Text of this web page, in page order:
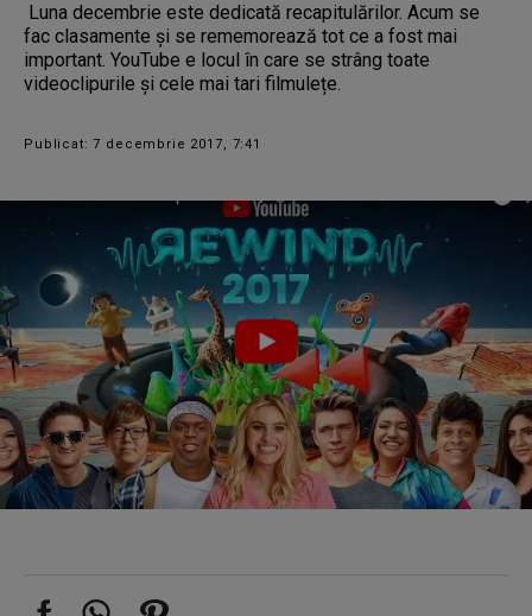
Luna decembrie este dedicată recapitulărilor. Acum se
fac clasamente și se rememorează tot ce a fost mai
important. YouTube e locul în care se strâng toate
videoclipurile și cele mai tari filmulețe.
Publicat: 7 decembrie 2017, 7:41